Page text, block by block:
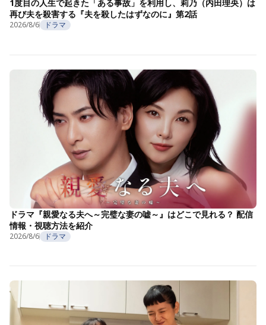
1度目の人生で起きた「ある事故」を利用し、莉乃（内田理央）は
再び夫を殺害する『夫を殺したはずなのに』第2話
2026/8/6 ドラマ
ドラマ『親愛なる夫へ～完璧な妻の嘘～』はどこで見れる？ 配信
情報・視聴方法を紹介
2026/8/6 ドラマ